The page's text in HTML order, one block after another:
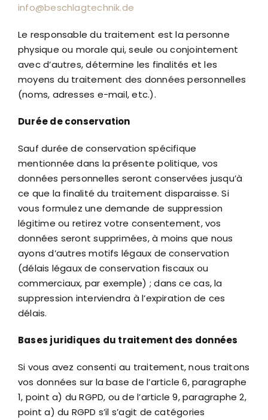
info@beschlagtechnik.de
Le responsable du traitement est la personne
physique ou morale qui, seule ou conjointement
avec d’autres, détermine les finalités et les
moyens du traitement des données personnelles
(noms, adresses e-mail, etc.).
Durée de conservation
Sauf durée de conservation spécifique
mentionnée dans la présente politique, vos
données personnelles seront conservées jusqu’à
ce que la finalité du traitement disparaisse. Si
vous formulez une demande de suppression
légitime ou retirez votre consentement, vos
données seront supprimées, à moins que nous
ayons d’autres motifs légaux de conservation
(délais légaux de conservation fiscaux ou
commerciaux, par exemple) ; dans ce cas, la
suppression interviendra à l’expiration de ces
délais.
Bases juridiques du traitement des données
Si vous avez consenti au traitement, nous traitons
vos données sur la base de l’article 6, paragraphe
1, point a) du RGPD, ou de l’article 9, paragraphe 2,
point a) du RGPD s’il s’agit de catégories